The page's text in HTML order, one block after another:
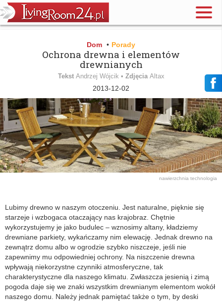
Dom • Porady
Ochrona drewna i elementów
drewnianych
Tekst Andrzej Wójcik • Zdjęcia Altax
2013-12-02
nawierzchnia technologia
Lubimy drewno w naszym otoczeniu. Jest naturalne, pięknie się
starzeje i wzbogaca otaczający nas krajobraz. Chętnie
wykorzystujemy je jako budulec – wznosimy altany, kładziemy
drewniane parkiety, wykańczamy nim elewację. Jednak drewno na
zewnątrz domu albo w ogrodzie szybko niszczeje, jeśli nie
zapewnimy mu odpowiedniej ochrony. Na niszczenie drewna
wpływają niekorzystne czynniki atmosferyczne, tak
charakterystyczne dla naszego klimatu. Zwłaszcza jesienią i zimą
pogoda daje się we znaki wszystkim drewnianym elementom wokół
naszego domu. Należy jednak pamiętać także o tym, by deski